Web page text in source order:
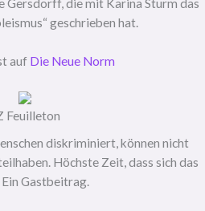
Gersdorff, die mit Karina Sturm das
geschrieben hat.
auf Die Neue Norm
Feuilleton
diskriminiert, können nicht
Höchste Zeit, dass sich das
Gastbeitrag.